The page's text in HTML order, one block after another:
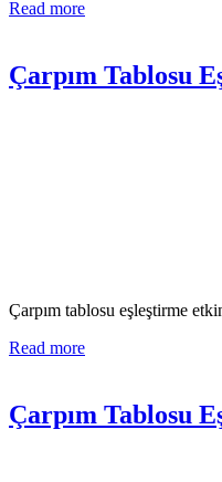
Read more
Çarpım Tablosu
Çarpım tablosu eşleştirme
Read more
Çarpım Tablosu